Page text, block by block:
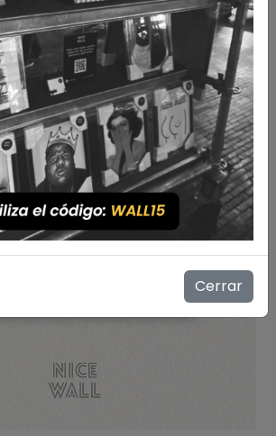
Cerrar